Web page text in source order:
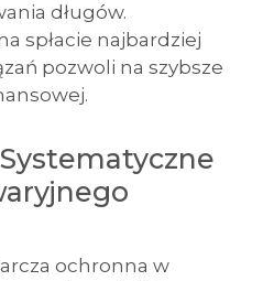
długów.
spłacie najbardziej
pozwoli na szybsze
ochronna w